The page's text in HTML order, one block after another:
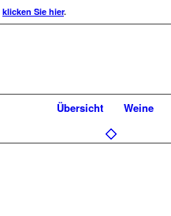
klicken Sie hier.
Übersicht
Weine